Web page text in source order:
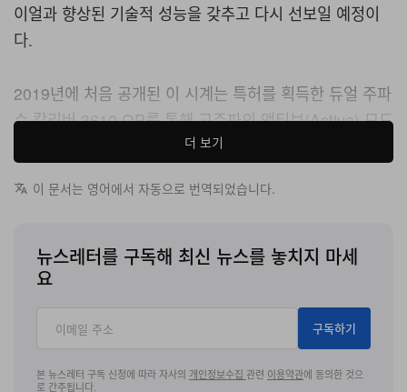
이얼과 향상된 기술적 성능을 갖추고 다시 선보일 예정이
다.
2019년에 처음 공개된 이 시계는 특허를 획득한 듀얼 주파
수 칼리버 3610 QP를 통해 고주파의 액티브(Active) 모드
와 저주파의 스탠바이(Standby) 모드 사이를 전환할 수 있
5Hz(36,000vph)의 고주파로 진동하며, 일상 착용에 충분
면 “Standby” 모드로 전환할 수 있고, 진동수를
1.2Hz(8,640vph)로 낮춰 파워 리저브를 놀라운 70일까지
연장한다. 이 70일 스탠바이 성능은 2019년 모델 대비 5
일이 늘어난 수치로, 무브먼트에 탑재된 세 개의 디퍼렌셜
을 최적화하고 인스턴트 데이트 점프 시 요구 토크를 기존
대비 4분의 1로 줄여주는 새로운 더블 기어 스프링 와인딩
더 보기
이 문서는 영어에서 자동으로 번역되었습니다.
뉴스레터를 구독해 최신 뉴스를 놓치지 마세
요
구독하기
본 뉴스레터 구독 신청에 따라 자사의 개인정보수집 관련 이용약관에 동의한 것으
로 간주됩니다.